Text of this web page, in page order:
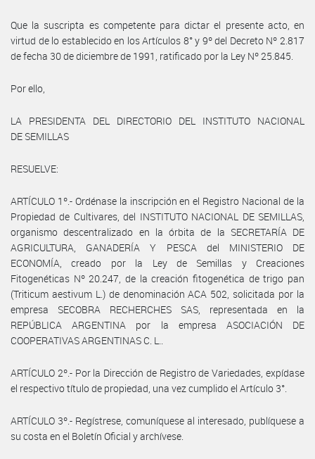
Que la suscripta es competente para dictar el presente acto, en
virtud de lo establecido en los Artículos 8° y 9º del Decreto Nº 2.817
de fecha 30 de diciembre de 1991, ratificado por la Ley Nº 25.845.
Por ello,
LA PRESIDENTA DEL DIRECTORIO DEL INSTITUTO NACIONAL
DE SEMILLAS
RESUELVE:
ARTÍCULO 1º.- Ordénase la inscripción en el Registro Nacional de la
Propiedad de Cultivares, del INSTITUTO NACIONAL DE SEMILLAS,
organismo descentralizado en la órbita de la SECRETARÍA DE
AGRICULTURA, GANADERÍA Y PESCA del MINISTERIO DE
ECONOMÍA, creado por la Ley de Semillas y Creaciones
Fitogenéticas Nº 20.247, de la creación fitogenética de trigo pan
(Triticum aestivum L.) de denominación ACA 502, solicitada por la
empresa SECOBRA RECHERCHES SAS, representada en la
REPÚBLICA ARGENTINA por la empresa ASOCIACIÓN DE
COOPERATIVAS ARGENTINAS C. L..
ARTÍCULO 2º.- Por la Dirección de Registro de Variedades, expídase
el respectivo título de propiedad, una vez cumplido el Artículo 3°.
ARTÍCULO 3º.- Regístrese, comuníquese al interesado, publíquese a
su costa en el Boletín Oficial y archívese.